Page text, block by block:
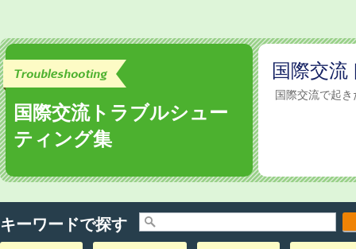
国際交流トラブルシュー
ティング集
国際交
国際交流で起
キーワードで探す